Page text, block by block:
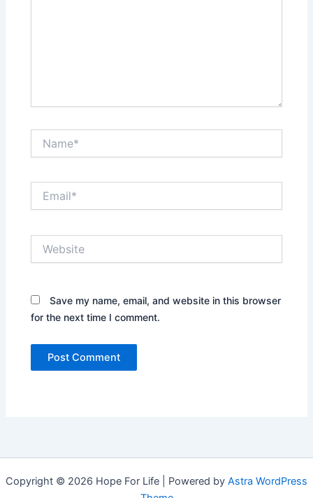
Save my name, email, and website in this browser
for the next time I comment.
Copyright © 2026 Hope For Life | Powered by Astra WordPress